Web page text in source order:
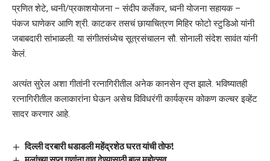
प्रणित शेटे, ध्वनी/प्रकाशयोजना – संदीप कर्लेकर, ध्वनी योजना सहायक –
पंकज घाणेकर आणि श्री. काटकर तसचं छायाचित्रण मिहिर फोटो स्टुडिओ यांनी
जबाबदारी सांभाळली. या संगीतसंध्येच सूत्रसंचालन सौ. सोनाली संदेश सावंत यांनी
केलं.
अत्यंत सुरेल अशा गीतांनी रत्नागिरीतील अनेक कानसेन तृप्त झाले. भविष्यातही
रत्नागिरीतील कलाकारांना घेऊन असेच विविधरंगी कार्यक्रम कोकण कल्चर इव्हेंट
सादर करणार आहे.
दिल्ली दरबारी धडाडली महेंद्रशेठ घरत यांची तोफ!